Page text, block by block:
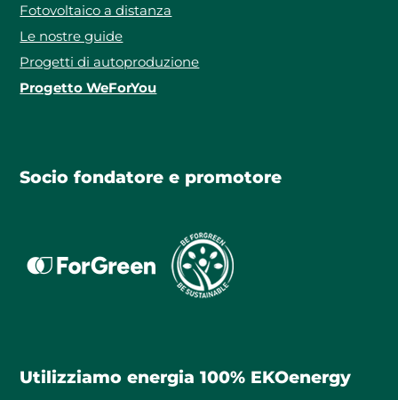
Fotovoltaico a distanza
Le nostre guide
Progetti di autoproduzione
Progetto WeForYou
Socio fondatore e promotore
Utilizziamo energia 100% EKOenergy